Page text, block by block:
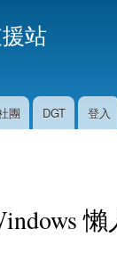
站
團 DGT 登入